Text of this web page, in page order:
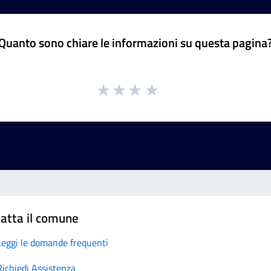
sono chiare le informazioni su questa
il comune
le domande frequenti
Assistenza